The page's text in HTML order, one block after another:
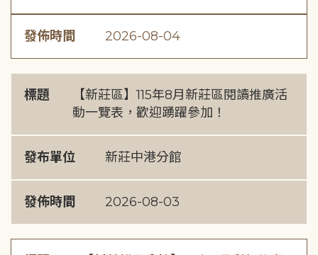
發佈時間 2026-08-04
標題
【新莊區】115年8月新莊區閱讀推廣活
動一覽表，歡迎踴躍參加！
發布單位 新莊中港分館
發佈時間 2026-08-03